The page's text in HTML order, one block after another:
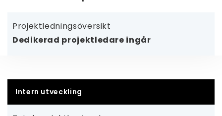
Projektledningsöversikt
Dedikerad projektledare ingår
Intern utveckling